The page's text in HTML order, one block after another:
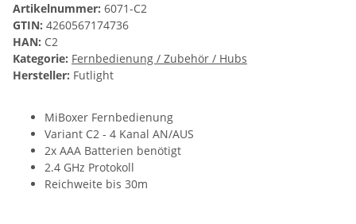
Artikelnummer: 6071-C2
GTIN: 4260567174736
HAN: C2
Kategorie: Fernbedienung / Zubehör / Hubs
Hersteller: Futlight
MiBoxer Fernbedienung
Variant C2 - 4 Kanal AN/AUS
2x AAA Batterien benötigt
2.4 GHz Protokoll
Reichweite bis 30m